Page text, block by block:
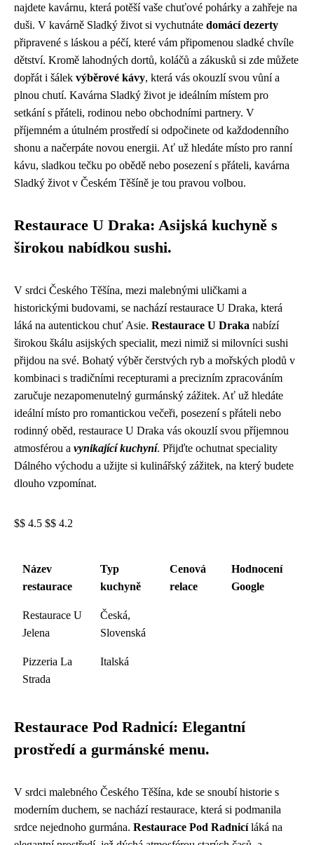
najdete kavárnu, která potěší vaše chuťové pohárky a zahřeje na
duši. V kavárně Sladký život si vychutnáte domácí dezerty
připravené s láskou a péčí, které vám připomenou sladké chvíle
dětství. Kromě lahodných dortů, koláčů a zákusků si zde můžete
dopřát i šálek výběrové kávy, která vás okouzlí svou vůní a
plnou chutí. Kavárna Sladký život je ideálním místem pro
setkání s přáteli, rodinou nebo obchodními partnery. V
příjemném a útulném prostředí si odpočinete od každodenního
shonu a načerpáte novou energii. Ať už hledáte místo pro ranní
kávu, sladkou tečku po obědě nebo posezení s přáteli, kavárna
Sladký život v Českém Těšíně je tou pravou volbou.
Restaurace U Draka: Asijská kuchyně s
širokou nabídkou sushi.
V srdci Českého Těšína, mezi malebnými uličkami a
historickými budovami, se nachází restaurace U Draka, která
láká na autentickou chuť Asie. Restaurace U Draka nabízí
širokou škálu asijských specialit, mezi nimiž si milovníci sushi
přijdou na své. Bohatý výběr čerstvých ryb a mořských plodů v
kombinaci s tradičními recepturami a precizním zpracováním
zaručuje nezapomenutelný gurmánský zážitek. Ať už hledáte
ideální místo pro romantickou večeři, posezení s přáteli nebo
rodinný oběd, restaurace U Draka vás okouzlí svou příjemnou
atmosférou a vynikající kuchyní. Přijďte ochutnat speciality
Dálného východu a užijte si kulinářský zážitek, na který budete
dlouho vzpomínat.
$$ 4.5 $$ 4.2
Název
restaurace
Typ
kuchyně
Cenová
relace
Hodnocení
Google
Restaurace U
Jelena
Česká,
Slovenská
Pizzeria La
Strada
Italská
Restaurace Pod Radnicí: Elegantní
prostředí a gurmánské menu.
V srdci malebného Českého Těšína, kde se snoubí historie s
moderním duchem, se nachází restaurace, která si podmanila
srdce nejednoho gurmána. Restaurace Pod Radnicíláká na